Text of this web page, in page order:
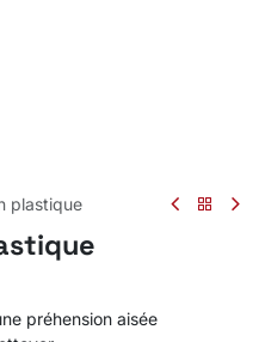
plastique
préhension aisée